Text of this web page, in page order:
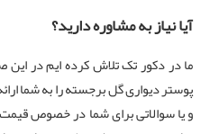
آیا نیاز به مشاوره دارید؟
ما در دکور تک تلاش کرده ایم در
پوستر دیواری گل برجسته را به شما
و یا سوالاتی برای شما در خصوص